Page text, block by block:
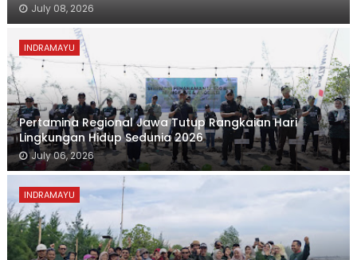
July 08, 2026
INDRAMAYU
Pertamina Regional Jawa Tutup Rangkaian Hari
Lingkungan Hidup Sedunia 2026
July 06, 2026
INDRAMAYU